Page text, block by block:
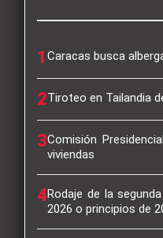
1Caracas busca
2Tiroteo en Tailandia
3Comisión
viviendas
4Rodaje de la
2026 o principios de